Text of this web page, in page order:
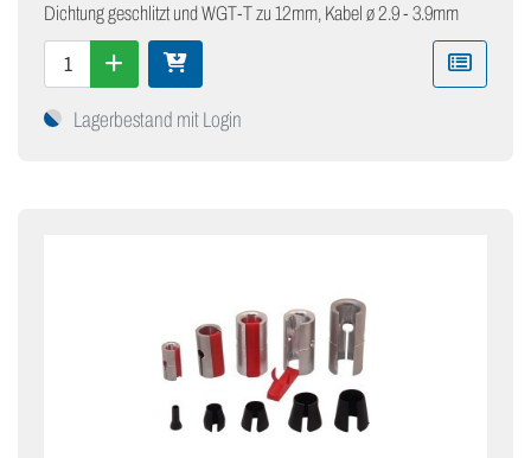
Dichtung geschlitzt und WGT-T zu 12mm, Kabel ø 2.9 - 3.9mm
Lagerbestand mit Login